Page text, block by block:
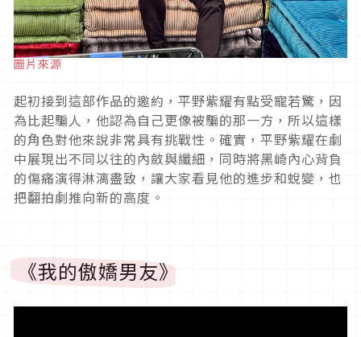
圖片來源
起初接到這部作品的邀約，平野紫耀有點受寵若驚，因
為比起騙人，他認為自己更像被騙的那一方，所以這樣
的角色對他來說非常具有挑戰性。確實，平野紫耀在劇
中展現出不同以往的內斂與纖細，同時將黑崎內心背負
的傷痛演得淋漓盡致，讓大家看見他的進步和蛻變，也
把翻拍劇推向新的高度。
《我的傲嬌男友》